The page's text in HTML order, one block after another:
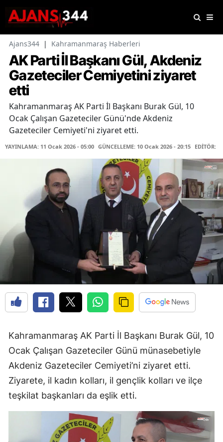
Ajans344 | Kahramanmaraş Haberleri
AK Parti İl Başkanı Gül, Akdeniz
Gazeteciler Cemiyetini ziyaret
etti
Kahramanmaraş AK Parti İl Başkanı Burak Gül, 10
Ocak Çalışan Gazeteciler Günü'nde Akdeniz
Gazeteciler Cemiyeti'ni ziyaret etti.
YAYINLAMA: 11 Ocak 2026 - 05:00 GÜNCELLEME: 10 Ocak 2026 - 20:15 EDİTÖR:
Kahramanmaraş AK Parti İl Başkanı Burak Gül, 10
Ocak Çalışan Gazeteciler Günü münasebetiyle
Akdeniz Gazeteciler Cemiyeti’ni ziyaret etti.
Ziyarete, il kadın kolları, il gençlik kolları ve ilçe
teşkilat başkanları da eşlik etti.